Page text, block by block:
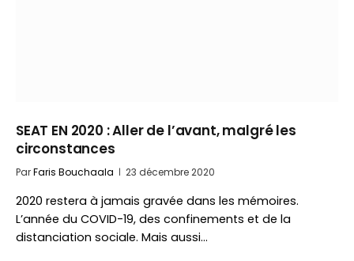
SEAT EN 2020 : Aller de l’avant, malgré les
circonstances
ParFaris Bouchaala 23 décembre 2020
2020 restera à jamais gravée dans les mémoires.
L’année du COVID-19, des confinements et de la
distanciation sociale. Mais aussi…